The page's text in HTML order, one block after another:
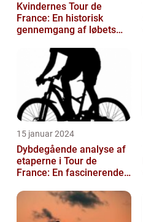
Kvindernes Tour de
France: En historisk
gennemgang af løbets
15 januar 2024
Dybdegående analyse af
etaperne i Tour de
France: En fascinerende